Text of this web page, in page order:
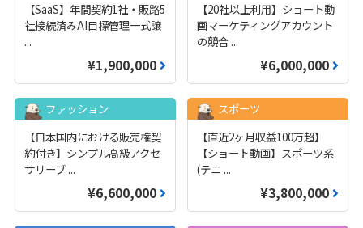
【SaaS】年間契約1社・販路5
社接続済みAI目標管理一式譲
...
¥1,900,000
【20社以上利用】ショート動
画マーケティングアカウント
の競合...
¥6,000,000
ファッション
【日本国内における販売権契
約付き】シンプル高級アクセ
サリーブ ...
¥6,600,000
スポーツ
【直近2ヶ月収益100万超】
【ショート動画】スポーツ系
(テニ ...
¥3,800,000